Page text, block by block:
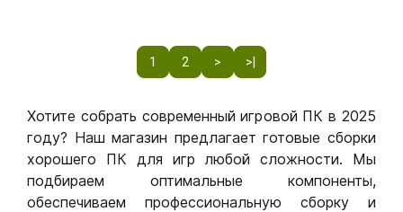
1 2 > >|
Хотите собрать современный игровой ПК в 2025
году? Наш магазин предлагает готовые сборки
хорошего ПК для игр любой сложности. Мы
подбираем оптимальные компоненты,
обеспечиваем профессиональную сборку и